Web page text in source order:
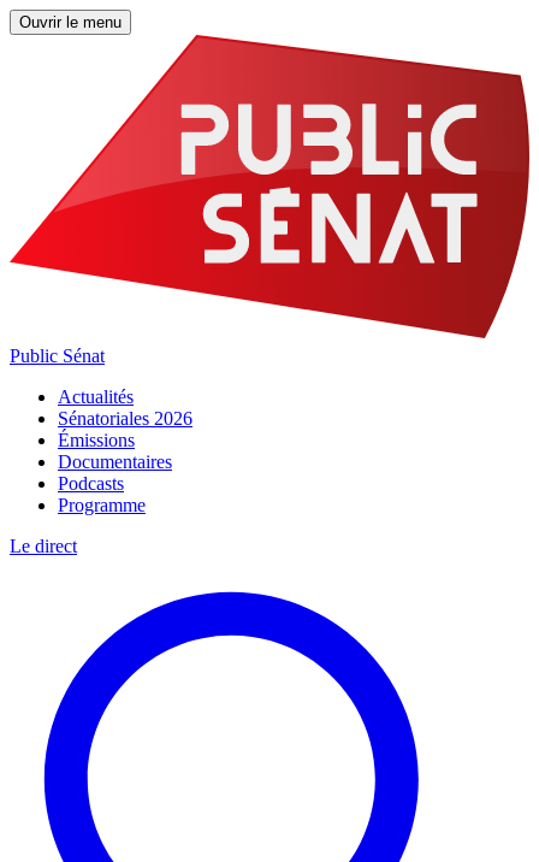
Ouvrir le menu
Public Sénat
Actualités
Sénatoriales 2026
Émissions
Documentaires
Podcasts
Programme
Le direct